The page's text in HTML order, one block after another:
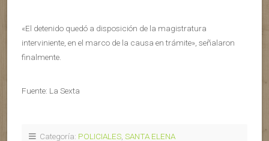
«El detenido quedó a disposición de la magistratura
interviniente, en el marco de la causa en trámite», señalaron
finalmente.
Fuente: La Sexta
Categoría: POLICIALES SANTA ELENA